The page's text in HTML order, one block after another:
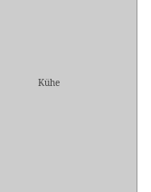
Kühe